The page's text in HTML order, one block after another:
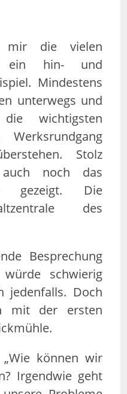
mir die vielen
ein hin- und
Mindestens
unterwegs und
wichtigsten
Stolz
noch das
gezeigt. Die
des
Besprechung
schwierig
jedenfalls. Doch
mit der ersten
„Wie können wir
Irgendwie geht